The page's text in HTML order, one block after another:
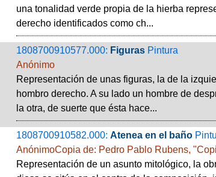
una tonalidad verde propia de la hierba
derecho identificados como ch...
1808700910577.000: Figuras Pintura
Anónimo
Representación de unas figuras, la de la
hombro derecho. A su lado un hombre de
la otra, de suerte que ésta hace...
1808700910582.000: Atenea en el baño
AnónimoCopia de: Pedro Pablo Rubens,
Representación de un asunto mitológico, la